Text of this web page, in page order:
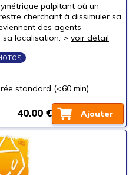
palpitant où un
cherchant à dissimuler sa
des agents
sa localisation. > voir détail
standard (<60 min)
Ajouter
40.00 €